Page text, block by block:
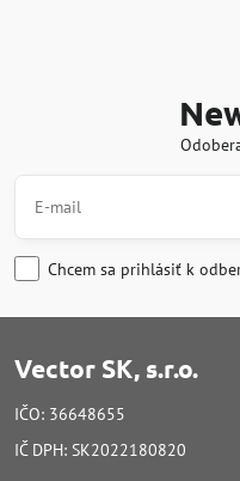
Chcem sa prihlásiť k
Vector SK, s.r.o.
IČO: 36648655
IČ DPH: SK2022180820